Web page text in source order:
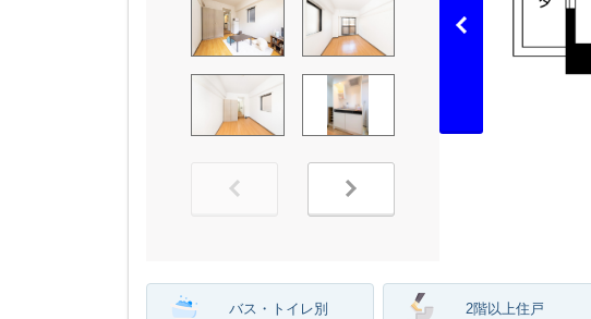
バス・トイレ別 2階以上住戸